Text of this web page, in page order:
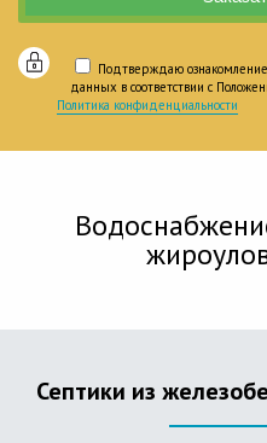
Подтверждаю ознакомление
данных в соответствии с
Политика конфиденциальности
Септики из